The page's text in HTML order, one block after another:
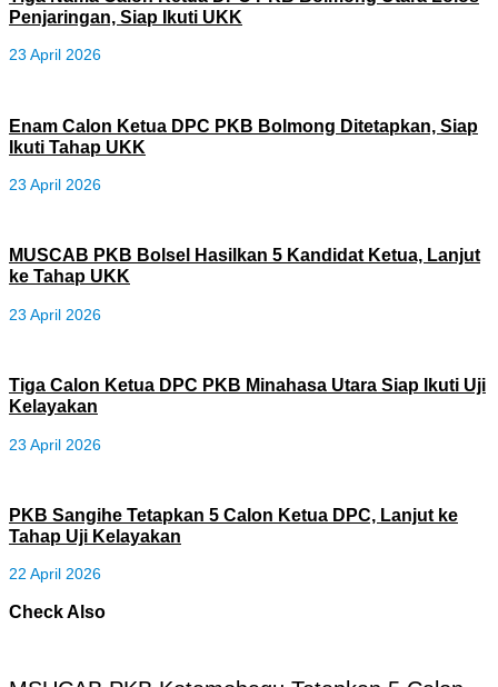
Penjaringan, Siap Ikuti UKK
23 April 2026
Enam Calon Ketua DPC PKB Bolmong Ditetapkan, Siap
Ikuti Tahap UKK
23 April 2026
MUSCAB PKB Bolsel Hasilkan 5 Kandidat Ketua, Lanjut
ke Tahap UKK
23 April 2026
Tiga Calon Ketua DPC PKB Minahasa Utara Siap Ikuti Uji
Kelayakan
23 April 2026
PKB Sangihe Tetapkan 5 Calon Ketua DPC, Lanjut ke
Tahap Uji Kelayakan
22 April 2026
Check Also